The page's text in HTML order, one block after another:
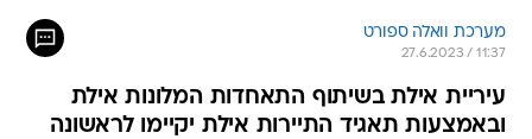
מערכת וואלה ספורט
27.6.2023 / 11:37
עיריית אילת בשיתוף התאחדות המלונות אילת
ובאמצעות תאגיד התיירות אילת יקיימו לראשונה